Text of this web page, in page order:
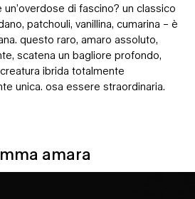
di fascino? un classico
patchouli, vanillina, cumarina – è
questo raro, amaro assoluto,
scatena un bagliore profondo,
ibrida totalmente
unica. osa essere straordinaria.
amara